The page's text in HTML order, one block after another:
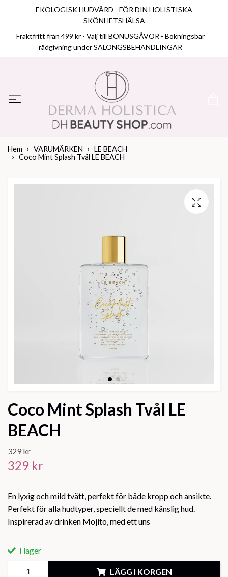
EKOLOGISK HUDVÅRD - FÖR DIN HOLISTISKA
SKÖNHETSHÄLSA
Fraktfritt från 499 kr - Välj till BONUSGÅVOR - Bokningsbar
rådgivning under SALONGSBEHANDLINGAR
Hem VARUMÄRKEN
LE BEACH
Coco Mint Splash Tvål LE BEACH
Coco Mint Splash Tvål LE
BEACH
329 kr
329 kr
En lyxig och mild tvätt, perfekt för både kropp och ansikte.
Perfekt för alla hudtyper, speciellt de med känslig hud.
Inspirerad av drinken Mojito, med ett uns
I lager
LÄGG I KORGEN